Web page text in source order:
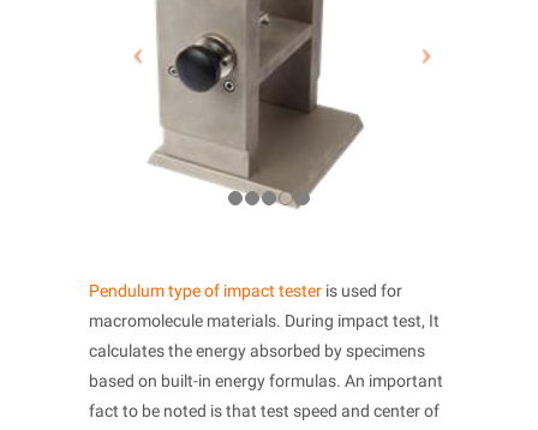
Pendulum type of impact tester is used for
macromolecule materials. During impact test, It
calculates the energy absorbed by specimens
based on built-in energy formulas. An important
fact to be noted is that test speed and center of